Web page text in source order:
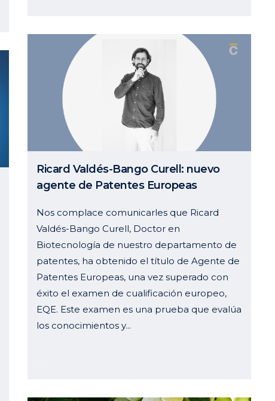
Ricard Valdés-Bango Curell: nuevo
agente de Patentes Europeas
Nos complace comunicarles que Ricard
Valdés-Bango Curell, Doctor en
Biotecnología de nuestro departamento de
patentes, ha obtenido el título de Agente de
Patentes Europeas, una vez superado con
éxito el examen de cualificación europeo,
EQE. Este examen es una prueba que evalúa
los conocimientos y...